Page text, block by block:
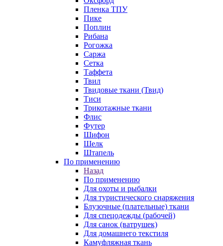
Пленка ТПУ
Пике
Поплин
Рибана
Рогожка
Саржа
Сетка
Таффета
Твил
Твидовые ткани (Твид)
Тиси
Трикотажные ткани
Флис
Футер
Шифон
Шелк
Штапель
По применению
Назад
По применению
Для охоты и рыбалки
Для туристического снаряжения
Блузочные (плательные) ткани
Для спецодежды (рабочей)
Для санок (ватрушек)
Для домашнего текстиля
Камуфляжная ткань